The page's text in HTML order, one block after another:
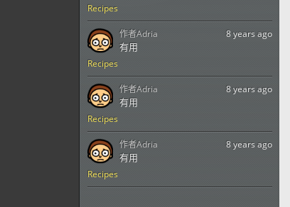
Recipes
Recipes
8 years ago
有用
作者Adria
Recipes
8 years ago
有用
作者Adria
Recipes
8 years ago
有用
作者Adria